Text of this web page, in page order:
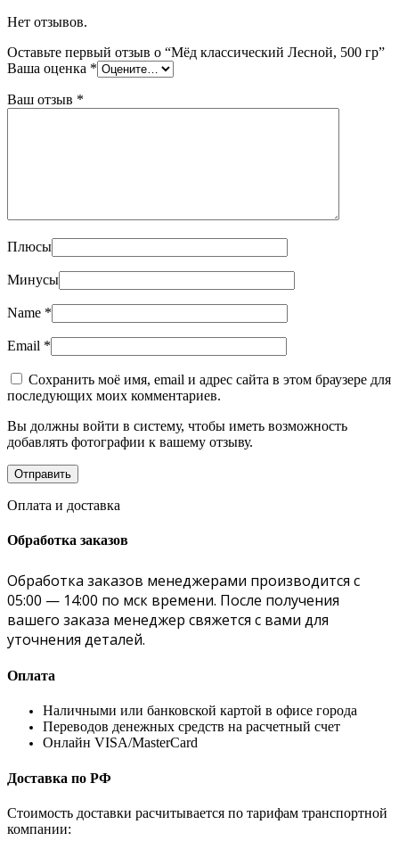
Нет отзывов.
Оставьте первый отзыв о “Мёд классический Лесной, 500 гр”
Ваша оценка *
Ваш отзыв *
Плюсы
Минусы
Name *
Email *
Сохранить моё имя, email и адрес сайта в этом браузере для
последующих моих комментариев.
Вы должны войти в систему, чтобы иметь возможность
добавлять фотографии к вашему отзыву.
Оплата и доставка
Обработка заказов
Обработка заказов менеджерами производится с
05:00 — 14:00 по мск времени. После получения
вашего заказа менеджер свяжется с вами для
уточнения деталей.
Оплата
Наличными или банковской картой в офисе города
Переводов денежных средств на расчетный счет
Онлайн VISA/MasterCard
Доставка по РФ
Стоимость доставки расчитывается по тарифам транспортной
компании: